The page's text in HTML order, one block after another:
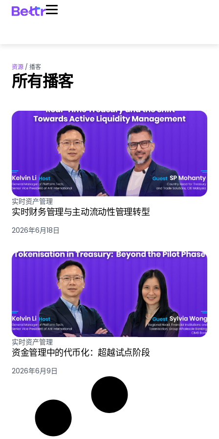
资源 / 播客
所有播客
实时资产管理
实时财务管理与主动流动性管理转型
2026年6月18日
实时资产管理
资金管理中的代币化：超越试点阶段
2026年6月9日